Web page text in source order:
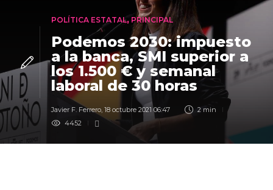
POLÍTICA ESTATAL, PRINCIPAL
Podemos 2030: impuesto
a la banca, SMI superior a
los 1.500 € y semanal
laboral de 30 horas
Javier F. Ferrero, 18 octubre 2021 06:47
2 min
4452